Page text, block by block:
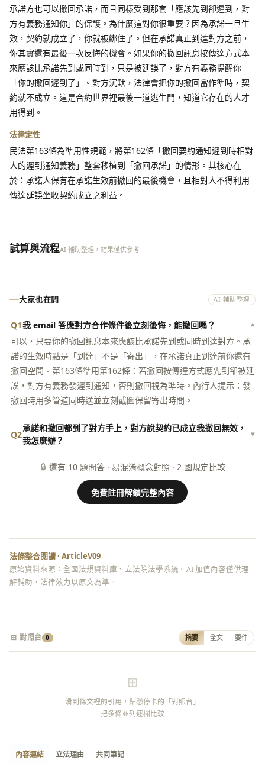
承諾方也可以撤回承諾，而且同樣受到那套「應該先到卻遲到，對
方有義務通知你」的保護。為什麼這對你很重要？因為承諾一旦生
效，契約就成立了，你就被綁住了。但在承諾真正到達對方之前，
你其實還有最後一次反悔的機會。如果你的撤回訊息按傳達方式本
來應該比承諾先到或同時到，只是被延誤了，對方有義務提醒你
「你的撤回遲到了」。對方沉默，法律會把你的撤回當作準時，契
約就不成立。這是合約世界裡最後一道逃生門，知道它存在的人才
用得到。
法律定性
民法第163條為準用性規範，將第162條「撤回要約通知遲到時相對
人的遲到通知義務」整套移植到「撤回承諾」的情形。其核心在
於：承諾人保有在承諾生效前撤回的最後機會，且相對人不得利用
傳達延誤坐收契約成立之利益。
試算與流程AI 輔助整理，結果僅供參考
大家也在問 AI 輔助整理
Q1我 email 答應對方合作條件後立刻後悔，能撤回嗎？ ▾
可以，只要你的撤回訊息本來應該比承諾先到或同時到達對方。承
諾的生效時點是「到達」不是「寄出」，在承諾真正到達前你還有
撤回空間。第163條準用第162條：若撤回按傳達方式應先到卻被延
誤，對方有義務發遲到通知，否則撤回視為準時。內行人提示：發
撤回時用多管道同時送並立刻截圖保留寄出時間。
Q2
承諾和撤回都到了對方手上，對方說契約已成立我撤回無效，
我怎麼辦？
▾
🔒 還有 10 題問答 · 易混淆概念對照 · 2 國規定比較
免費註冊解鎖完整內容
法條整合閱讀 · ArticleV09
原始資料來源：全國法規資料庫、立法院法學系統。AI 加值內容僅供理
解輔助，法律效力以原文為準。
⊞ 對照台 0 摘要 全文 要件
⊞
滑到條文裡的引用，點懸停卡的「對照台」
把多條並列逐欄比較
內容連結 立法理由 共同筆記